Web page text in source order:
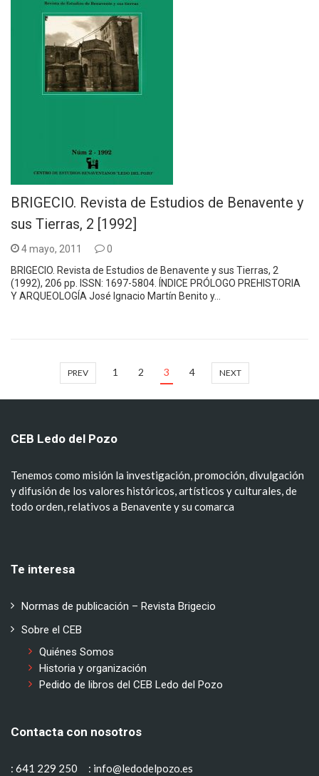
BRIGECIO. Revista de Estudios de Benavente y
sus Tierras, 2 [1992]
4 mayo, 2011
0
BRIGECIO. Revista de Estudios de Benavente y sus Tierras, 2
(1992), 206 pp. ISSN: 1697-5804. ÍNDICE PRÓLOGO PREHISTORIA
Y ARQUEOLOGÍA José Ignacio Martín Benito y…
PREV 1 2 3 4 NEXT
CEB Ledo del Pozo
Tenemos como misión la investigación, promoción, divulgación
y difusión de los valores históricos, artísticos y culturales, de
todo orden, relativos a Benavente y su comarca
Te interesa
Normas de publicación – Revista Brigecio
Sobre el CEB
Quiénes Somos
Historia y organización
Pedido de libros del CEB Ledo del Pozo
Contacta con nosotros
: 641 229 250 : info@ledodelpozo.es